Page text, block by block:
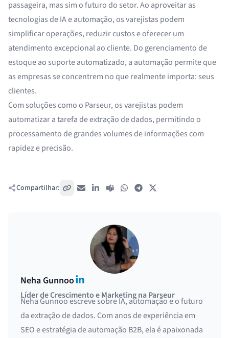
passageira, mas sim o futuro do setor. Ao aproveitar as
tecnologias de IA e automação, os varejistas podem
simplificar operações, reduzir custos e oferecer um
atendimento excepcional ao cliente. Do gerenciamento de
estoque ao suporte automatizado, a automação permite que
as empresas se concentrem no que realmente importa: seus
clientes.
Com soluções como o Parseur, os varejistas podem
automatizar a tarefa de extração de dados, permitindo o
processamento de grandes volumes de informações com
rapidez e precisão.
Compartilhar: Copiar link
E-mail LinkedIn
Teams WhatsAppTelegram
Neha GunnooLinkedIn
Líder de Crescimento e Marketing na Parseur
Neha Gunnoo escreve sobre IA, automação e o futuro
da extração de dados. Com anos de experiência em
SEO e estratégia de automação B2B, ela é apaixonada